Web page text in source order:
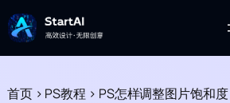
首页 > PS教程 > PS怎样调整图片饱和度？PS